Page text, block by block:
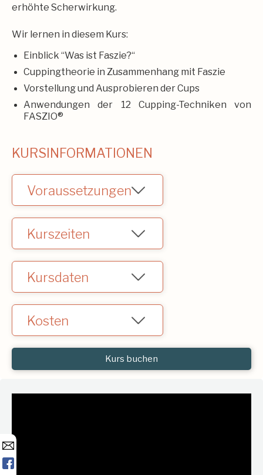
erhöhte Scherwirkung.
Wir lernen in diesem Kurs:
Einblick “Was ist Faszie?“
Cuppingtheorie in Zusammenhang mit Faszie
Vorstellung und Ausprobieren der Cups
Anwendungen der 12 Cupping-Techniken von
FASZIO®
KURSINFORMATIONEN
Voraussetzungen
Kurszeiten
Kursdaten
Kosten
Kurs buchen